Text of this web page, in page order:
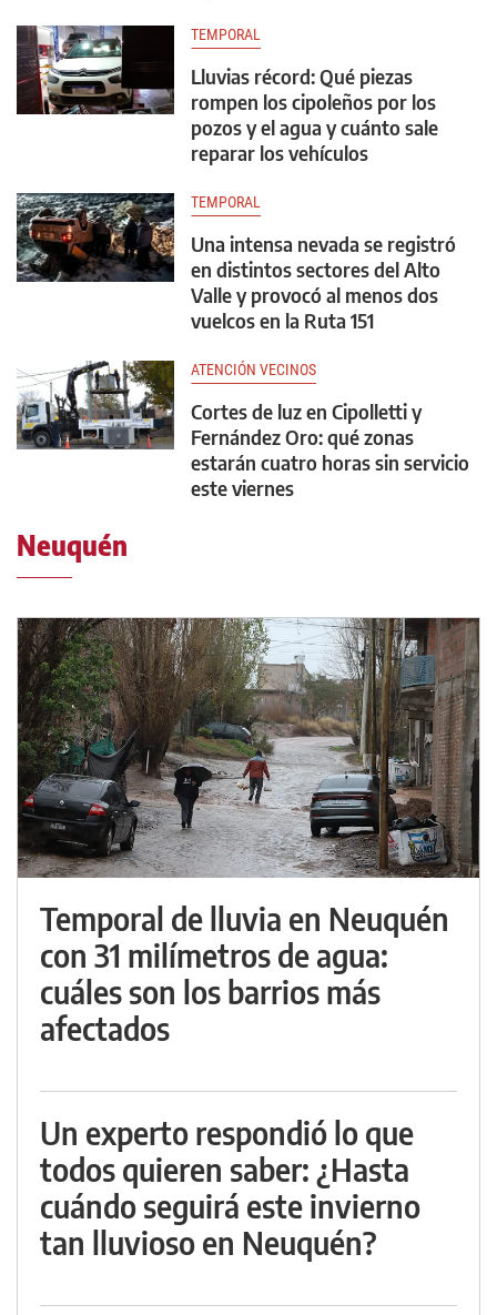
TEMPORAL
Lluvias récord: Qué piezas
rompen los cipoleños por los
pozos y el agua y cuánto sale
reparar los vehículos
TEMPORAL
Una intensa nevada se registró
en distintos sectores del Alto
Valle y provocó al menos dos
vuelcos en la Ruta 151
ATENCIÓN VECINOS
Cortes de luz en Cipolletti y
Fernández Oro: qué zonas
estarán cuatro horas sin servicio
este viernes
Neuquén
Temporal de lluvia en Neuquén
con 31 milímetros de agua:
cuáles son los barrios más
afectados
Un experto respondió lo que
todos quieren saber: ¿Hasta
cuándo seguirá este invierno
tan lluvioso en Neuquén?